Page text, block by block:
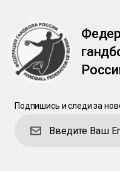
Подпишись и следи за